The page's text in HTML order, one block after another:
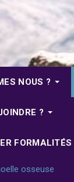
NOUS ?
?
FORMALITÉS
osseuse